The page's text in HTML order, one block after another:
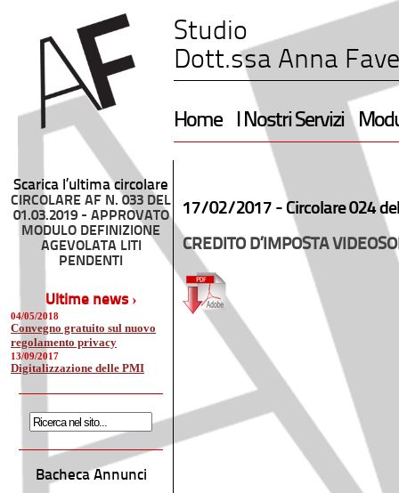
Studio
Dott.ssa Anna
Home I Nostri Servizi
Scarica l’ultima circolare
CIRCOLARE AF N. 033 DEL
01.03.2019 - APPROVATO
MODULO DEFINIZIONE
AGEVOLATA LITI
PENDENTI
Ultime news ›
04/05/2018
Convegno gratuito sul nuovo
regolamento privacy
13/09/2017
Digitalizzazione delle PMI
Bacheca Annunci
17/02/2017 - Circolare 024
CREDITO D’IMPOSTA